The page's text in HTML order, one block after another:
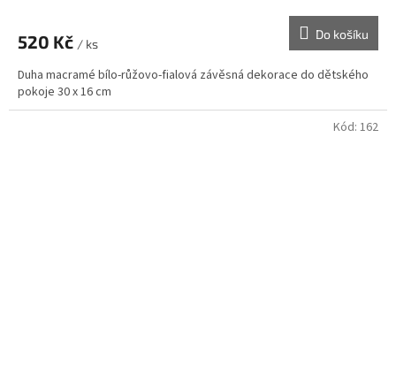
520 Kč / ks
Do košíku
Duha macramé bílo-růžovo-fialová závěsná dekorace do dětského
pokoje 30 x 16 cm
Kód: 162